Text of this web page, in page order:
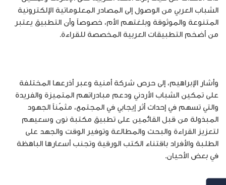
الشباب العربي من الوصول إلى المصادر المعلوماتية الإلكترونية
المتنوعة والموثوقة وبلغتهم الأم، خصوصاً وأن التطبيق يعتبر
من أضخم التطبيقات العربية المخصصة للقراءة.
وأشار الإبراهيم، إلى حرص شركة أمنية وعبر أذرعها المختلفة
على تمكين الشباب الأردني ودعم مبادراتهم المتميزة والفريدة
والتي تسهم في إحداث أثر إيجابي في المجتمع، مثمّناً الجهود
المبذولة من قبل القائمين على تطبيق مكتبة نون وسعيهم
لتعزيز القراءة والبحث والمطالعة وتوفير الوقت والجهد على
الطلبة والأفراد باقتناء الكتب الورقية وتجنب أسعارها الباهظة
في بعض الأحيان.